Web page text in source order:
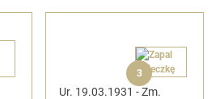
3
Ur. 19.03.1931 -Zm.